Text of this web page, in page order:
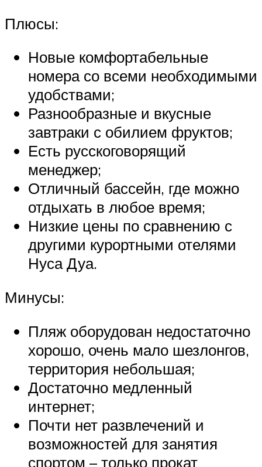
Плюсы:
Новые комфортабельные
номера со всеми необходимыми
удобствами;
Разнообразные и вкусные
завтраки с обилием фруктов;
Есть русскоговорящий
менеджер;
Отличный бассейн, где можно
отдыхать в любое время;
Низкие цены по сравнению с
другими курортными отелями
Нуса Дуа.
Минусы:
Пляж оборудован недостаточно
хорошо, очень мало шезлонгов,
территория небольшая;
Достаточно медленный
интернет;
Почти нет развлечений и
возможностей для занятия
спортом – только прокат